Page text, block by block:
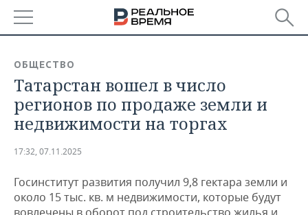
БАШКОРТОСТАН
ТАТАРСТАН
НОВОСТИ
АНАЛИТИКА
ДЕКЛАРАЦИИ О ДОХОДАХ
КОРОЛИ ГОСЗАКАЗА ПФО
НОВОСТИ ЭКОНОМИКИ
ФИНАНСЫ
ПРОМЫШЛЕННОСТЬ
НОВОСТИ
НЕДВИЖИМОСТЬ
ОБЩЕСТВО
Татарстан вошел в число
регионов по продаже земли и
недвижимости на торгах
17:32, 07.11.2025
Госинститут развития получил 9,8 гектара земли и
около 15 тыс. кв. м недвижимости, которые будут